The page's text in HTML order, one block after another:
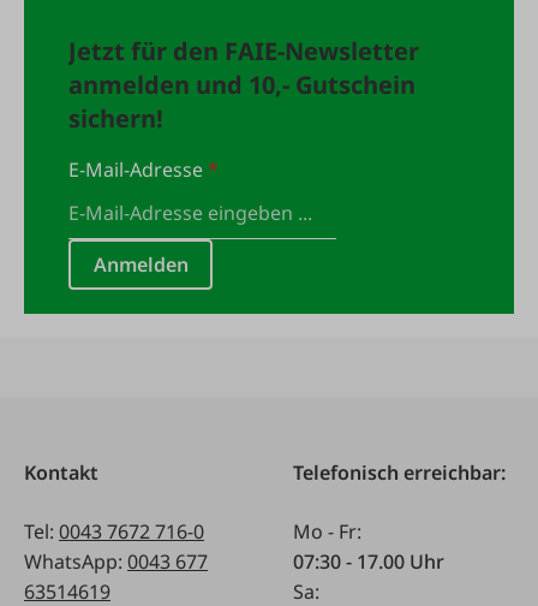
Jetzt für den FAIE-Newsletter
anmelden und 10,- Gutschein
sichern!
E-Mail-Adresse*
Anmelden
Kontakt
Tel: 0043 7672 716-0
WhatsApp: 0043 677
63514619
Telefonisch erreichbar:
Mo - Fr:
07:30 - 17.00 Uhr
Sa: